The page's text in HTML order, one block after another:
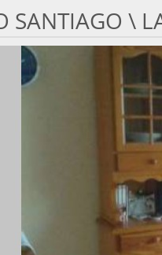
SANTIAGO \